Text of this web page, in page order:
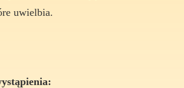
uwielbia.